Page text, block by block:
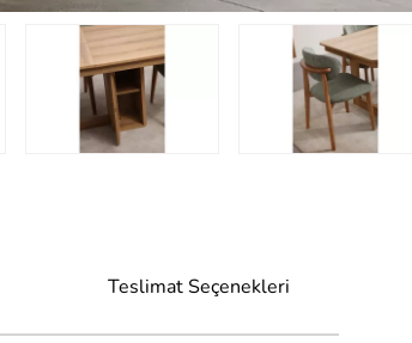
Teslimat Seçenekleri